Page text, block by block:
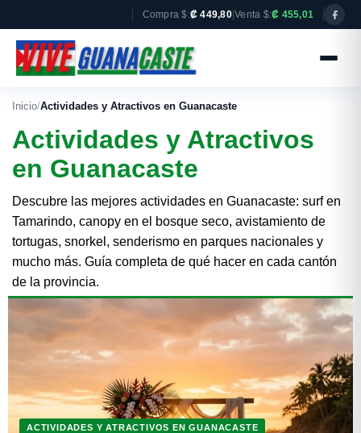
Compra $:₡ 449,80| Venta $:₡ 455,01
Inicio/Actividades y Atractivos en Guanacaste
Actividades y Atractivos
en Guanacaste
Descubre las mejores actividades en Guanacaste: surf en
Tamarindo, canopy en el bosque seco, avistamiento de
tortugas, snorkel, senderismo en parques nacionales y
mucho más. Guía completa de qué hacer en cada cantón
de la provincia.
ACTIVIDADES Y ATRACTIVOS EN GUANACASTE